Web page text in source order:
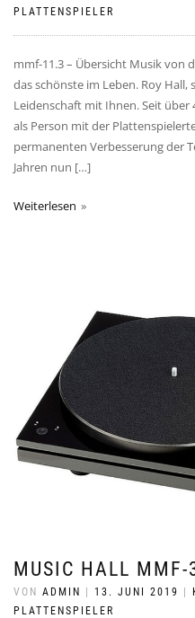
PLATTENSPIELER
mmf-11.3 – Übersicht Musik von
das schönste im Leben. Roy Hall,
Leidenschaft mit Ihnen. Seit über
als Person mit der
permanenten Verbesserung der
Jahren nun […]
Weiterlesen
MUSIC HALL
VON ADMIN 13. JUNI 2019
PLATTENSPIELER